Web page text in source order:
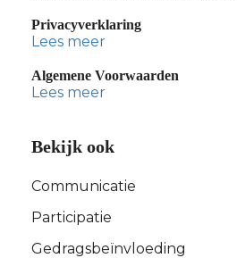
Privacyverklaring
Lees meer
Algemene Voorwaarden
Lees meer
Bekijk ook
Communicatie
Participatie
Gedragsbeïnvloeding